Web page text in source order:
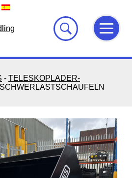
- TELESKOPLADER-